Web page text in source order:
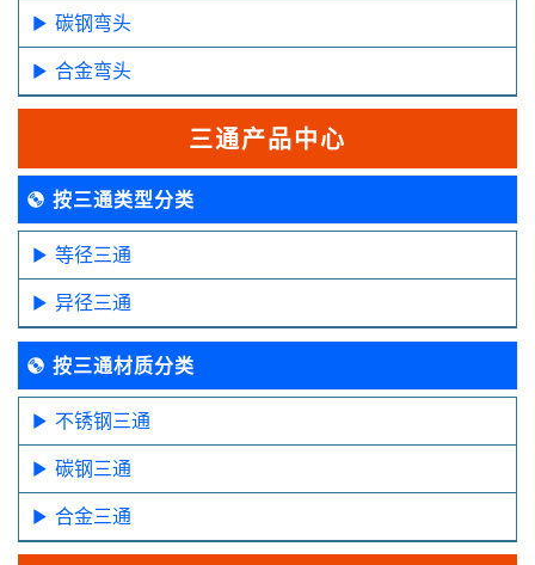
碳钢弯头
合金弯头
三通产品中心
按三通类型分类
等径三通
异径三通
按三通材质分类
不锈钢三通
碳钢三通
合金三通